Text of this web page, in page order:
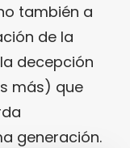
también a
de la
decepción
más) que
generación.